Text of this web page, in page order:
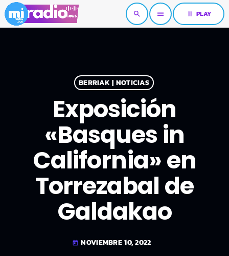
search menu pause PLAY
BERRIAK | NOTICIAS
Exposición
«Basques in
California» en
Torrezabal de
Galdakao
today NOVIEMBRE 10, 2022